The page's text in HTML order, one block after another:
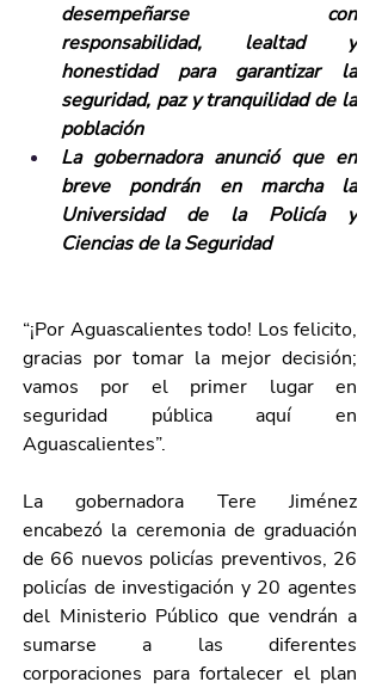
desempeñarse con
responsabilidad, lealtad y
honestidad para garantizar la
seguridad, paz y tranquilidad de la
población
La gobernadora anunció que en
breve pondrán en marcha la
Universidad de la Policía y
Ciencias de la Seguridad
“¡Por Aguascalientes todo! Los felicito,
gracias por tomar la mejor decisión;
vamos por el primer lugar en
seguridad pública aquí en
Aguascalientes”.
La gobernadora Tere Jiménez
encabezó la ceremonia de graduación
de 66 nuevos policías preventivos, 26
policías de investigación y 20 agentes
del Ministerio Público que vendrán a
sumarse a las diferentes
corporaciones para fortalecer el plan